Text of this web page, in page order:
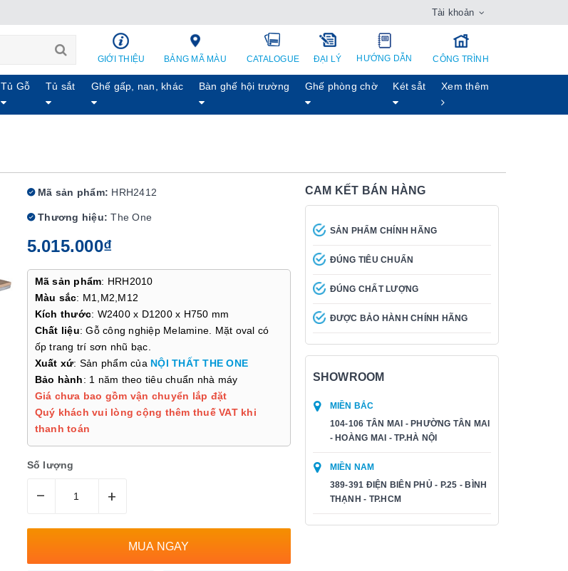
Tài khoản
GIỚI THIỆU BẢNG MÃ MÀU CATALOGUE ĐẠI LÝ HƯỚNG DẪN CÔNG TRÌNH
Tủ Gỗ Tủ sắt Ghế gấp, nan, khác Bàn ghế hội trường Ghế phòng chờ Két sẳt Xem thêm
Mã sản phẩm: HRH2412
Thương hiệu: The One
5.015.000₫
Mã sản phẩm: HRH2010
Màu sắc: M1,M2,M12
Kích thước: W2400 x D1200 x H750 mm
Chất liệu: Gỗ công nghiệp Melamine. Mặt oval có
ốp trang trí sơn nhũ bạc.
Xuất xứ: Sản phẩm của NỘI THẤT THE ONE
Bảo hành: 1 năm theo tiêu chuẩn nhà máy
Giá chưa bao gồm vận chuyển lắp đặt
Quý khách vui lòng cộng thêm thuế VAT khi
thanh toán
Số lượng
– +
MUA NGAY
CAM KẾT BÁN HÀNG
SẢN PHẨM CHÍNH HÃNG
ĐÚNG TIÊU CHUẨN
ĐÚNG CHẤT LƯỢNG
ĐƯỢC BẢO HÀNH CHÍNH HÃNG
SHOWROOM
MIỀN BẮC
104-106 TÂN MAI - PHƯỜNG TÂN MAI
- HOÀNG MAI - TP.HÀ NỘI
MIỀN NAM
389-391 ĐIỆN BIÊN PHỦ - P.25 - BÌNH
THẠNH - TP.HCM